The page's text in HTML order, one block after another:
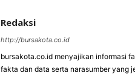
Redaksi
http://bursakota.co.id
bursakota.co.id menyajikan informasi
fakta dan data serta narasumber yang